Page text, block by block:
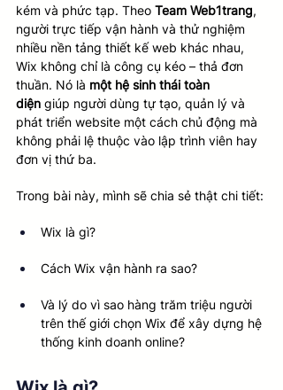
kém và phức tạp. Theo Team Web1trang,
người trực tiếp vận hành và thử nghiệm
nhiều nền tảng thiết kế web khác nhau,
Wix không chỉ là công cụ kéo – thả đơn
thuần. Nó là một hệ sinh thái toàn
diện giúp người dùng tự tạo, quản lý và
phát triển website một cách chủ động mà
không phải lệ thuộc vào lập trình viên hay
đơn vị thứ ba.
Trong bài này, mình sẽ chia sẻ thật chi tiết:
Wix là gì?
Cách Wix vận hành ra sao?
Và lý do vì sao hàng trăm triệu người
trên thế giới chọn Wix để xây dựng hệ
thống kinh doanh online?